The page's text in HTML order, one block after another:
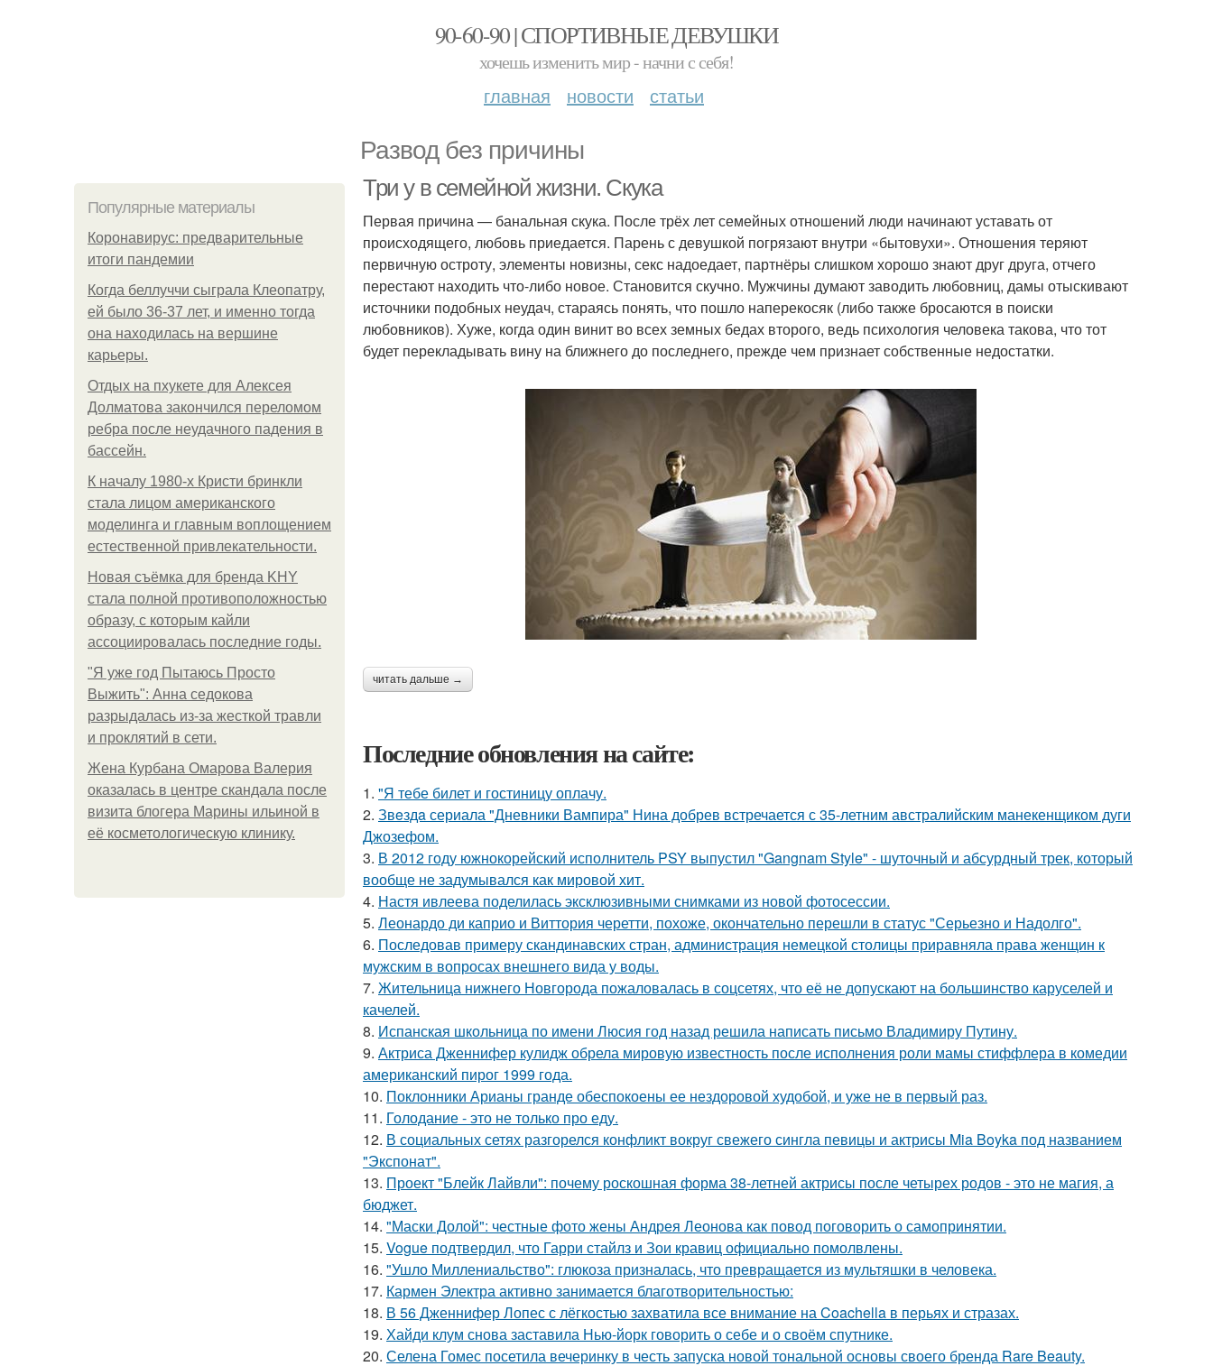
90-60-90 | СПОРТИВНЫЕ ДЕВУШКИ
хочешь изменить мир - начни с себя!
главная новости статьи
Развод без причины
Популярные материалы
Коронавирус: предварительные
итоги пандемии
Когда беллуччи сыграла Клеопатру,
ей было 36-37 лет, и именно тогда
она находилась на вершине
карьеры.
Отдых на пхукете для Алексея
Долматова закончился переломом
ребра после неудачного падения в
бассейн.
К началу 1980-х Кристи бринкли
стала лицом американского
моделинга и главным воплощением
естественной привлекательности.
Новая съёмка для бренда KHY
стала полной противоположностью
образу, с которым кайли
ассоциировалась последние годы.
"Я уже год Пытаюсь Просто
Выжить": Анна седокова
разрыдалась из-за жесткой травли
и проклятий в сети.
Жена Курбана Омарова Валерия
оказалась в центре скандала после
визита блогера Марины ильиной в
её косметологическую клинику.
Три у в семейной жизни. Скука
Первая причина — банальная скука. После трёх лет семейных отношений люди начинают уставать от
происходящего, любовь приедается. Парень с девушкой погрязают внутри «бытовухи». Отношения теряют
первичную остроту, элементы новизны, секс надоедает, партнёры слишком хорошо знают друг друга, отчего
перестают находить что-либо новое. Становится скучно. Мужчины думают заводить любовниц, дамы отыскивают
источники подобных неудач, стараясь понять, что пошло наперекосяк (либо также бросаются в поиски
любовников). Хуже, когда один винит во всех земных бедах второго, ведь психология человека такова, что тот
будет перекладывать вину на ближнего до последнего, прежде чем признает собственные недостатки.
читать дальше →
Последние обновления на сайте:
1. "Я тебе билет и гостиницу оплачу.
2. Звeздa сериала "Дневники Вампира" Нина добрев встречается с 35-летним австралийским манекенщиком дуги
Джозефом.
3. В 2012 году южнокорейский исполнитель PSY выпустил "Gangnam Style" - шуточный и абсурдный трек, который
вообще не задумывался как мировой хит.
4. Настя ивлеева поделилась эксклюзивными снимками из новой фотосессии.
5. Леонардо ди каприо и Виттория черетти, похоже, окончательно перешли в статус "Серьезно и Надолго".
6. Последовав примеру скандинавских стран, администрация немецкой столицы приравняла права женщин к
мужским в вопросах внешнего вида у воды.
7. Жительница нижнего Новгорода пожаловалась в соцсетях, что её не допускают на большинство каруселей и
качелей.
8. Испанская школьница по имени Люсия год назад решила написать письмо Владимиру Путину.
9. Актриса Дженнифер кулидж обрела мировую известность после исполнения роли мамы стиффлера в комедии
американский пирог 1999 года.
10. Поклонники Арианы гранде обеспокоены ее нездоровой худобой, и уже не в первый раз.
11. Голодание - это не только про еду.
12. В социальных сетях разгорелся конфликт вокруг свежего сингла певицы и актрисы Mia Boyka под названием
"Экспонат".
13. Проект "Блейк Лайвли": почему роскошная форма 38-летней актрисы после четырех родов - это не магия, а
бюджет.
14. "Маски Долой": честные фото жены Андрея Леонова как повод поговорить о самопринятии.
15. Vogue подтвердил, что Гарри стайлз и Зои кравиц официально помолвлены.
16. "Ушло Миллениальство": глюкоза призналась, что превращается из мультяшки в человека.
17. Кармен Электра активно занимается благотворительностью:
18. В 56 Дженнифер Лопес с лёгкостью захватила все внимание на Coachella в перьях и стразах.
19. Хайди клум снова заставила Нью-йорк говорить о себе и о своём спутнике.
20. Селена Гомес посетила вечеринку в честь запуска новой тональной основы своего бренда Rare Beauty.